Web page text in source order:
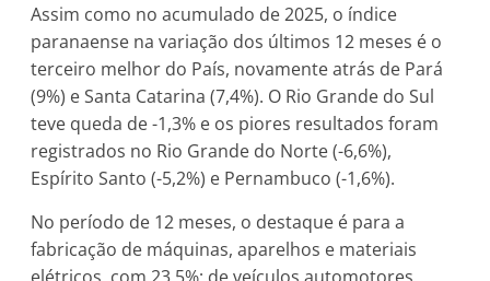
Assim como no acumulado de 2025, o índice
paranaense na variação dos últimos 12 meses é o
terceiro melhor do País, novamente atrás de Pará
(9%) e Santa Catarina (7,4%). O Rio Grande do Sul
teve queda de -1,3% e os piores resultados foram
registrados no Rio Grande do Norte (-6,6%),
Espírito Santo (-5,2%) e Pernambuco (-1,6%).
No período de 12 meses, o destaque é para a
fabricação de máquinas, aparelhos e materiais